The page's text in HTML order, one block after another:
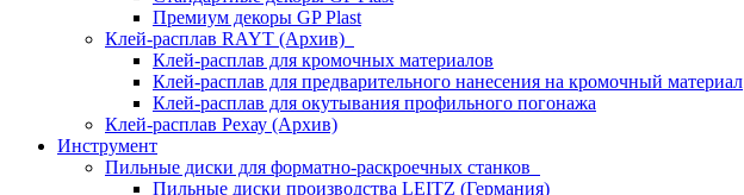
Премиум декоры GP Plast
Клей-расплав RAYT (Архив)
Клей-расплав для кромочных материалов
Клей-расплав для предварительного нанесения на кромочный материал
Клей-расплав для окутывания профильного погонажа
Клей-расплав Рехау (Архив)
Инструмент
Пильные диски для форматно-раскроечных станков
Пильные диски производства LEITZ (Германия)